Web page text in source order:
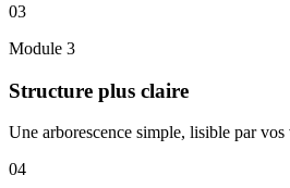
03
Module 3
Structure plus claire
Une arborescence simple, lisible par
04